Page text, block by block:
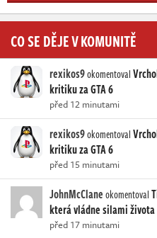
CO SE DĚJE V KOMUNITĚ
rexikos9okomentoval
kritiku za GTA 6
před 12 minutami
rexikos9okomentoval
kritiku za GTA 6
před 15 minutami
JohnMcClaneokomentoval
která vládne silami
před 17 minutami